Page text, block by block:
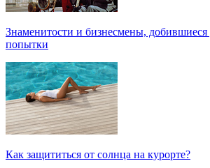
Знаменитости и бизнесмены, добившиеся
попытки
Как защититься от солнца на курорте?